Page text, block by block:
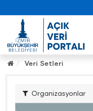
Veri Setleri
Organizasyonlar